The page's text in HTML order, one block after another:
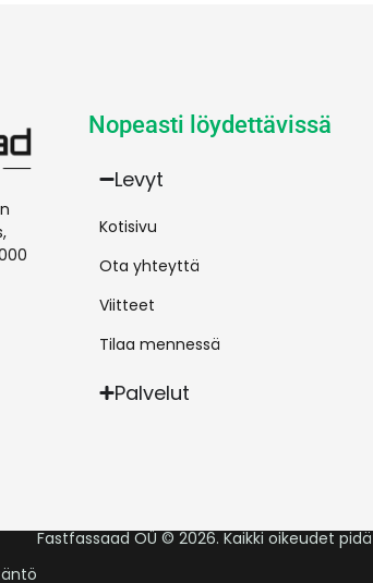
Nopeasti löydettävissä
Levyt
Kotisivu
Ota yhteyttä
Viitteet
Tilaa mennessä
Palvelut
Fastfassaad OÜ © 2026. Kaikki oikeudet